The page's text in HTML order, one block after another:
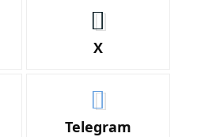
X
Telegram